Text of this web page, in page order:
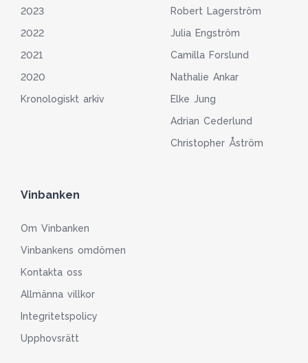
2023
2022
2021
2020
Kronologiskt arkiv
Robert Lagerström
Julia Engström
Camilla Forslund
Nathalie Ankar
Elke Jung
Adrian Cederlund
Christopher Åström
Vinbanken
Om Vinbanken
Vinbankens omdömen
Kontakta oss
Allmänna villkor
Integritetspolicy
Upphovsrätt